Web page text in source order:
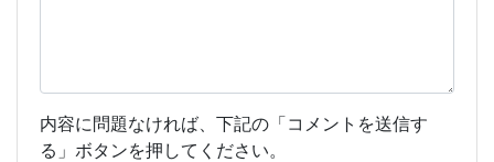
内容に問題なければ、下記の「コメントを送信す
る」ボタンを押してください。